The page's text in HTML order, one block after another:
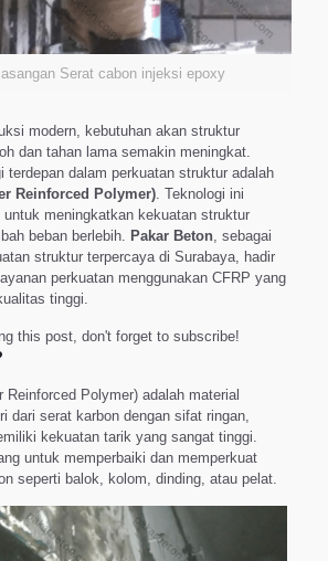
Serat cabon injeksi epoxy
modern, kebutuhan akan struktur
dan tahan lama semakin meningkat.
terdepan dalam perkuatan struktur adalah
Reinforced Polymer). Teknologi ini
meningkatkan kekuatan struktur
beban berlebih.
Pakar Beton, sebagai
struktur terpercaya di Surabaya, hadir
perkuatan menggunakan CFRP yang
tinggi.
this post, don't forget to subscribe!
Reinforced Polymer) adalah material
dari serat karbon dengan sifat ringan,
kekuatan tarik yang sangat tinggi.
untuk memperbaiki dan memperkuat
seperti balok, kolom, dinding, atau pelat.